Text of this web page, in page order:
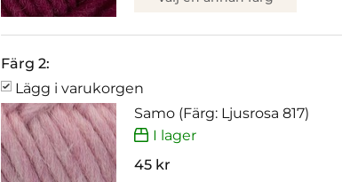
Färg 2:
Lägg i varukorgen
Samo (Färg: Ljusrosa 817)
I lager
45 kr